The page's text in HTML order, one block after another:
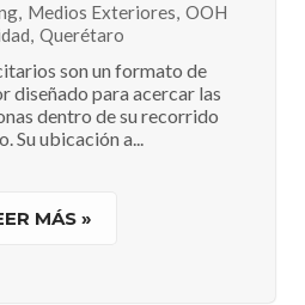
, Medios Exteriores, OOH
, Querétaro
son un formato de
diseñado para acercar las
dentro de su recorrido
Su ubicación a...
MÁS »